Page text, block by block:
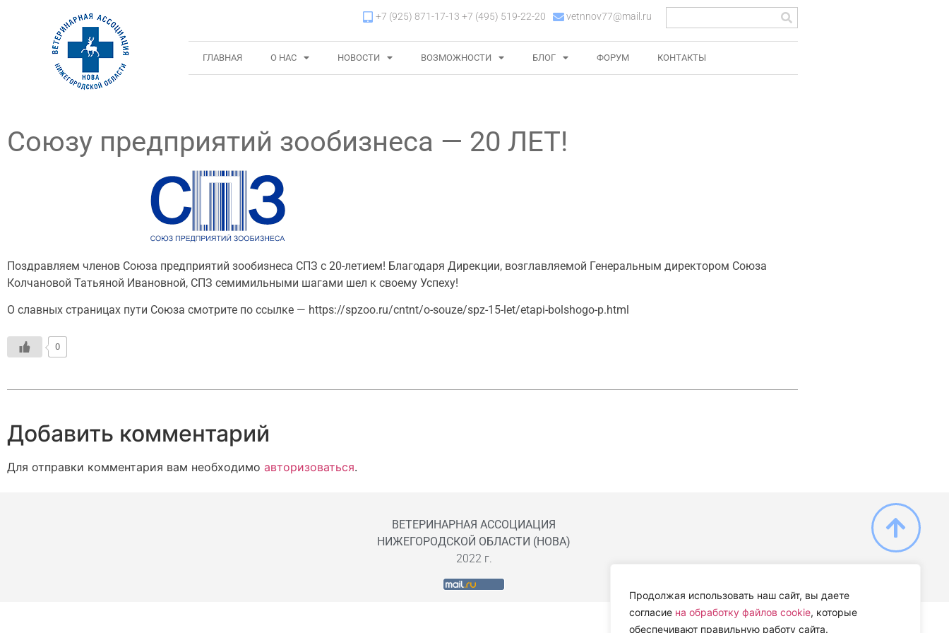
Продолжая использовать наш сайт, вы даете
согласие на обработку файлов cookie, которые
обеспечивают правильную работу сайта.
+7 (925) 871-17-13 +7 (495) 519-22-20 vetnnov77@mail.ru
ГЛАВНАЯ О НАС НОВОСТИ ВОЗМОЖНОСТИ БЛОГ ФОРУМ КОНТАКТЫ
Союзу предприятий зообизнеса — 20 ЛЕТ!
Поздравляем членов Союза предприятий зообизнеса СПЗ с 20-летием! Благодаря Дирекции, возглавляемой Генеральным директором Союза
Колчановой Татьяной Ивановной, СПЗ семимильными шагами шел к своему Успеху!
О славных страницах пути Союза смотрите по ссылке — https://spzoo.ru/cntnt/o-souze/spz-15-let/etapi-bolshogo-p.html
0
Добавить комментарий
Для отправки комментария вам необходимо авторизоваться.
ВЕТЕРИНАРНАЯ АССОЦИАЦИЯ
НИЖЕГОРОДСКОЙ ОБЛАСТИ (НОВА)
2022 г.